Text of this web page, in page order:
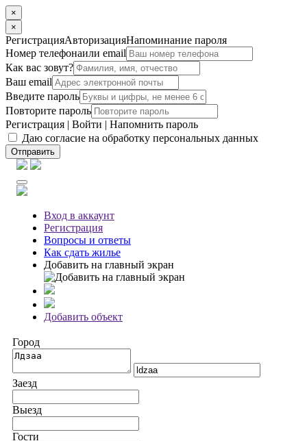
×
×
РегистрацияАвторизацияНапоминание пароля
Номер телефонаили email
Как вас зовут?
Ваш email
Введите пароль
Повторите пароль
Регистрация | Войти | Напомнить пароль
Даю согласие на обработку персональных данных
Отправить
Вход в аккаунт
Регистрация
Вопросы и ответы
Как сдать жилье
Добавить на главный экран
Добавить объект
Город
Заезд
Выезд
Гости